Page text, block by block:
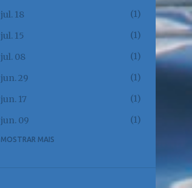
jul. 18
1
jul. 15
1
jul. 08
1
jun. 29
1
jun. 17
1
jun. 09
1
jun. 02
MOSTRAR MAIS